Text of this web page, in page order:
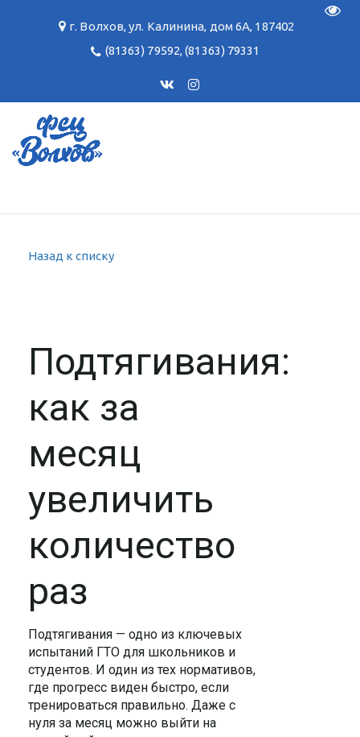
г. Волхов,ул. Калинина, дом 6А, 187402
(81363) 79592,(81363) 79331
Назад к списку
Подтягивания:
как за
месяц
увеличить
количество
раз
Подтягивания — одно из ключевых
испытаний ГТО для школьников и
студентов. И один из тех нормативов,
где прогресс виден быстро, если
тренироваться правильно. Даже с
нуля за месяц можно выйти на